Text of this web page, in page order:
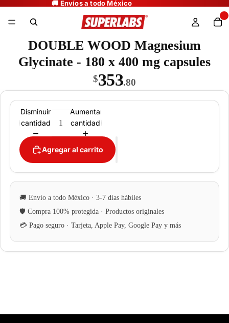
DOUBLE WOOD Magnesium
Glycinate - 180 x 400 mg capsules
$353.80
Disminuir
cantidad
Aumentar
cantidad
Agregar al carrito